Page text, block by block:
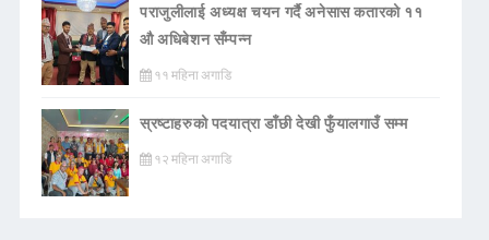
पराजुलीलाई अध्यक्ष चयन गर्दै अनेसास कतारको ११
औ अधिबेशन सँम्पन्न
११ महिना अगाडि
स्रष्टाहरुको पदयात्रा डाँछी देखी फुँयालगाउँ सम्म
१२ महिना अगाडि